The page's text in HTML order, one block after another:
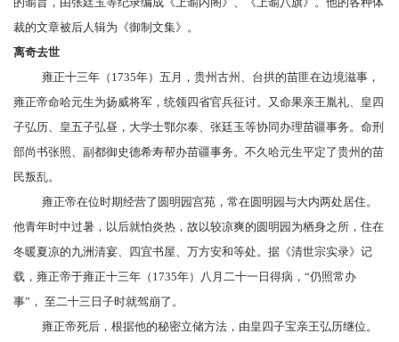
裁的文章被后人辑为《御制文集》。
离奇去世
雍正十三年（1735年）五月， 贵州 古州、台拱的苗匪在边境滋事，
雍正帝命哈元生为扬威将军，统领四省官兵征讨。又命果亲王胤礼 、皇四
子弘历 、皇五子弘昼 ，大学士鄂尔泰 张廷玉等协同办理苗疆事务。命刑
部尚书张照 、副都御史德希寿帮办苗疆事务。不久哈元生平定了贵州的苗
民叛乱。
雍正帝在位时期经营了 圆明园宫苑，常在圆明园与大内两处居住。
他青年时中过暑，以后就怕炎热，故以较凉爽的圆明园为栖身之所，住在
冬暖夏凉的九洲清宴、 四宜书屋 万方安和等处。据《清世宗实录》记
载，雍正帝于雍正十三年（1735年）八月二十一日得病，“仍照常办
事”， 至二十三日子时就驾崩了。
雍正帝死后，根据他的秘密立储方法，由皇四子宝亲王弘历继位。